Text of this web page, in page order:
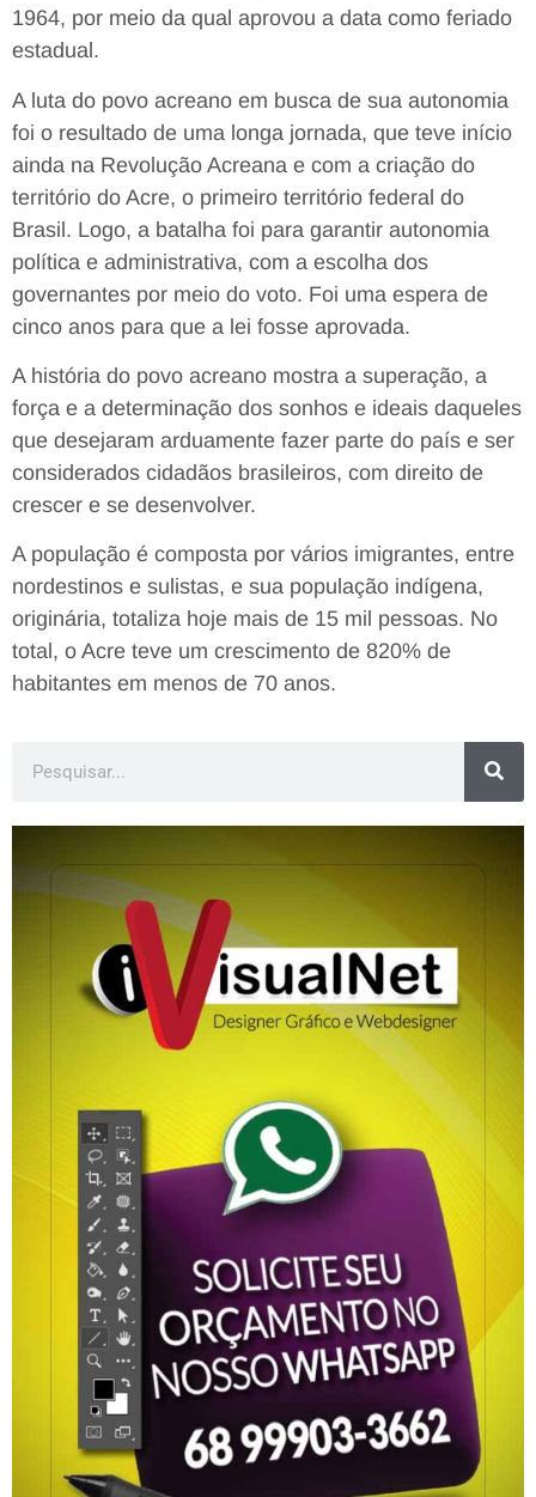
1964, por meio da qual aprovou a data como feriado
estadual.
A luta do povo acreano em busca de sua autonomia
foi o resultado de uma longa jornada, que teve início
ainda na Revolução Acreana e com a criação do
território do Acre, o primeiro território federal do
Brasil. Logo, a batalha foi para garantir autonomia
política e administrativa, com a escolha dos
governantes por meio do voto. Foi uma espera de
cinco anos para que a lei fosse aprovada.
A história do povo acreano mostra a superação, a
força e a determinação dos sonhos e ideais daqueles
que desejaram arduamente fazer parte do país e ser
considerados cidadãos brasileiros, com direito de
crescer e se desenvolver.
A população é composta por vários imigrantes, entre
nordestinos e sulistas, e sua população indígena,
originária, totaliza hoje mais de 15 mil pessoas. No
total, o Acre teve um crescimento de 820% de
habitantes em menos de 70 anos.